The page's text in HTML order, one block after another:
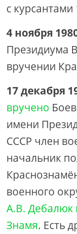
с
4 ноября
Президиума
вручении
17 декабря
вручено
имени
СССР член
начальник
военного
А.В. Дебалюк
Знамя. Есть